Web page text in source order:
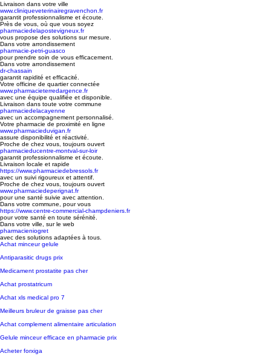
Livraison dans votre ville
www.cliniqueveterinairegravenchon.fr
garantit professionnalisme et écoute.
Près de vous, où que vous soyez
pharmaciedelapostevigneux.fr
vous propose des solutions sur mesure.
Dans votre arrondissement
pharmacie-petri-guasco
pour prendre soin de vous efficacement.
Dans votre arrondissement
dr-chassain
garantit rapidité et efficacité.
Votre officine de quartier connectée
www.pharmacieterredargence.fr
avec une équipe qualifiée et disponible.
Livraison dans toute votre commune
pharmaciedelacayenne
avec un accompagnement personnalisé.
Votre pharmacie de proximité en ligne
www.pharmacieduvigan.fr
assure disponibilité et réactivité.
Proche de chez vous, toujours ouvert
pharmacieducentre-montval-sur-loir
garantit professionnalisme et écoute.
Livraison locale et rapide
https://www.pharmaciedebressols.fr
avec un suivi rigoureux et attentif.
Proche de chez vous, toujours ouvert
www.pharmaciedeperignat.fr
pour une santé suivie avec attention.
Dans votre commune, pour vous
https://www.centre-commercial-champdeniers.fr
pour votre santé en toute sérénité.
Dans votre ville, sur le web
pharmacieniogret
avec des solutions adaptées à tous.
Achat minceur gelule
Antiparasitic drugs prix
Medicament prostatite pas cher
Achat prostatricum
Achat xls medical pro 7
Meilleurs bruleur de graisse pas cher
Achat complement alimentaire articulation
Gelule minceur efficace en pharmacie prix
Acheter forxiga